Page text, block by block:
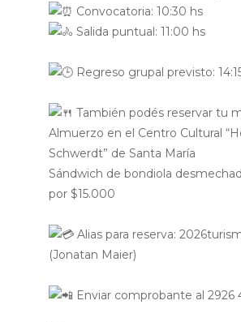
Convocatoria: 10:30 hs
Salida puntual: 11:00 hs
Regreso grupal previsto:
También podés reservar tu
Almuerzo en el Centro Cultural
Schwerdt” de Santa María
Sándwich de bondiola
por $15.000
Alias para reserva:
(Jonatan Maier)
Enviar comprobante al 2926